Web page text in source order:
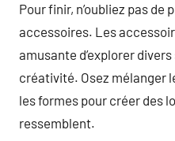
Pour finir, n’oubliez pas de
accessoires. Les
amusante d’explorer
créativité. Osez mélanger
les formes pour créer des
ressemblent.